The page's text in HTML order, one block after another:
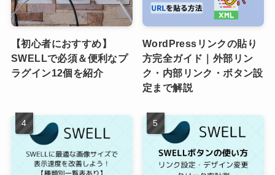
【初心者におすすめ】
SWELLで必須＆便利なプ
ラグイン12個を紹介
WordPressリンクの貼り
方完全ガイド｜外部リン
ク・内部リンク・ボタン設
定まで解説